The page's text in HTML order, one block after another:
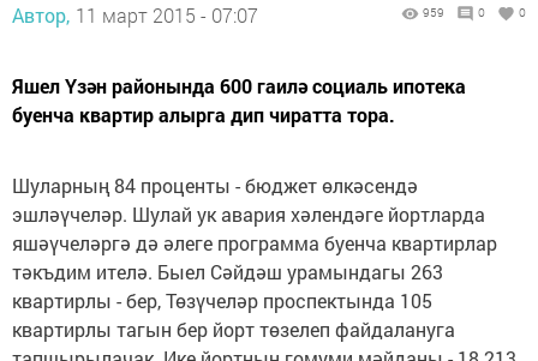
Автор, 11 март 2015 - 07:07 959 0 0
Яшел Үзән районында 600 гаилә социаль ипотека
буенча квартир алырга дип чиратта тора.
Шуларның 84 проценты - бюджет өлкәсендә
эшләүчеләр. Шулай ук авария хәлендәге йортларда
яшәүчеләргә дә әлеге программа буенча квартирлар
тәкъдим ителә. Быел Сәйдәш урамындагы 263
квартирлы - бер, Төзүчеләр проспектында 105
квартирлы тагын бер йорт төзелеп файдалануга